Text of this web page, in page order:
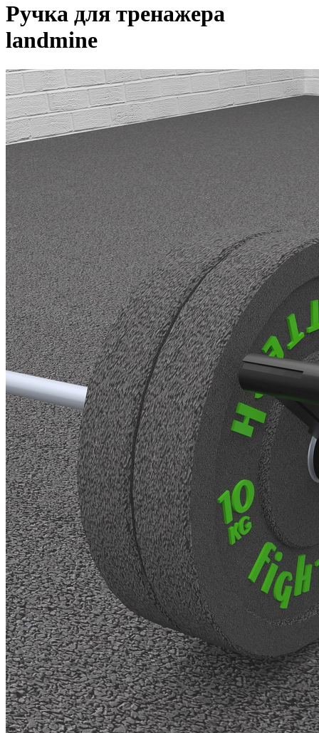
Ручка для тренажера
landmine